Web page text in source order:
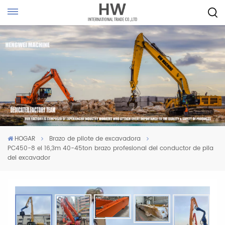
HOGAR
Brazo de pilote de excavadora
PC450-8 el 16,3m 40-45ton brazo profesional del conductor de pila
del excavador